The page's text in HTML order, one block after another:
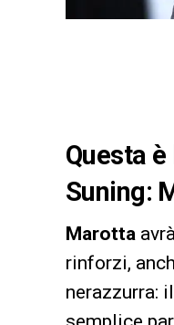
Questa
Suning:
Marotta
rinforzi,
nerazzurra: